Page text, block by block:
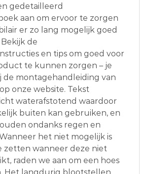
gedetailleerd
aan om ervoor te zorgen
er zo lang mogelijk goed
de
en tips om goed voor
te kunnen zorgen – je
de montagehandleiding van
onze website. Tekst
waterafstotend waardoor
buiten kan gebruiken, en
ondanks regen en
het niet mogelijk is
zetten wanneer deze niet
raden we aan om een hoes